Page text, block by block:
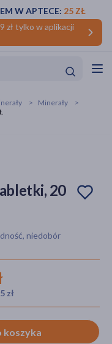
zł tylko w aplikacji
W APTECE: 25 ZŁ
Minerały
20
niedobór
zł
koszyka